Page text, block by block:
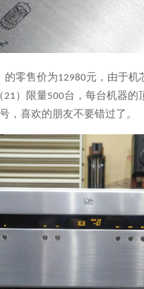
的零售价为12980元，由于
21）限量500台，每台机器的
，喜欢的朋友不要错过了。